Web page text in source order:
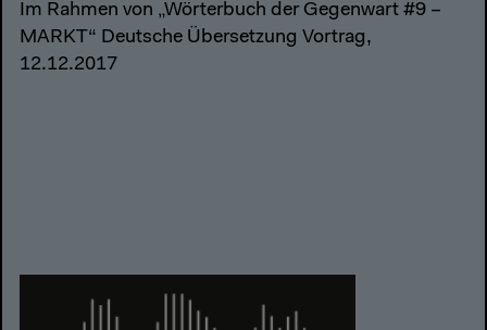
Im Rahmen von „Wörterbuch der Gegenwart #9 –
MARKT“ Deutsche Übersetzung Vortrag,
12.12.2017